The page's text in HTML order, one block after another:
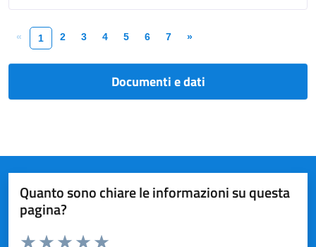
« 1 2 3 4 5 6 7 »
Documenti e dati
Quanto sono chiare le informazioni su questa
pagina?
Valuta da 1 a 5 stelle la pagina